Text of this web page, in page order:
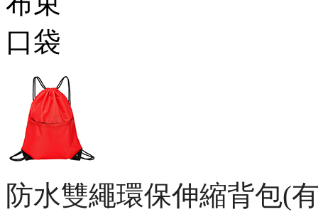
防水雙繩環保伸縮背包(